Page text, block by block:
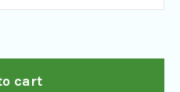
cart